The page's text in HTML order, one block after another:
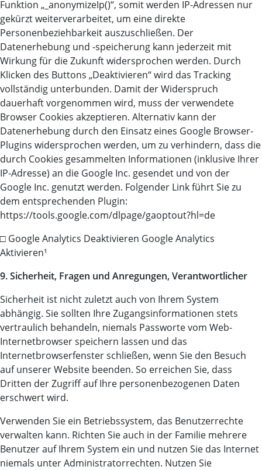
Funktion „_anonymizeIp()“, somit werden IP-Adressen nur
gekürzt weiterverarbeitet, um eine direkte
Personenbeziehbarkeit auszuschließen. Der
Datenerhebung und -speicherung kann jederzeit mit
Wirkung für die Zukunft widersprochen werden. Durch
Klicken des Buttons „Deaktivieren“ wird das Tracking
vollständig unterbunden. Damit der Widerspruch
dauerhaft vorgenommen wird, muss der verwendete
Browser Cookies akzeptieren. Alternativ kann der
Datenerhebung durch den Einsatz eines Google Browser-
Plugins widersprochen werden, um zu verhindern, dass die
durch Cookies gesammelten Informationen (inklusive Ihrer
IP-Adresse) an die Google Inc. gesendet und von der
Google Inc. genutzt werden. Folgender Link führt Sie zu
dem entsprechenden Plugin:
https://tools.google.com/dlpage/gaoptout?hl=de
□ Google Analytics Deaktivieren Google Analytics
Aktivieren¹
9. Sicherheit, Fragen und Anregungen, Verantwortlicher
Sicherheit ist nicht zuletzt auch von Ihrem System
abhängig. Sie sollten Ihre Zugangsinformationen stets
vertraulich behandeln, niemals Passworte vom Web-
Internetbrowser speichern lassen und das
Internetbrowserfenster schließen, wenn Sie den Besuch
auf unserer Website beenden. So erreichen Sie, dass
Dritten der Zugriff auf Ihre personenbezogenen Daten
erschwert wird.
Verwenden Sie ein Betriebssystem, das Benutzerrechte
verwalten kann. Richten Sie auch in der Familie mehrere
Benutzer auf Ihrem System ein und nutzen Sie das Internet
niemals unter Administratorrechten. Nutzen Sie